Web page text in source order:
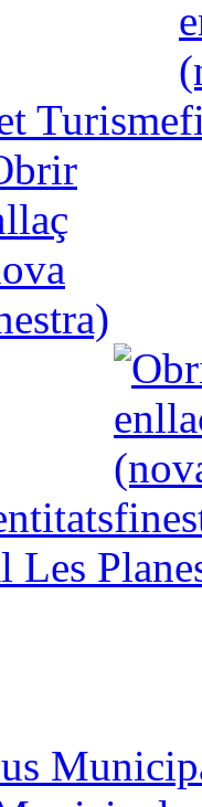
Turisme
Les